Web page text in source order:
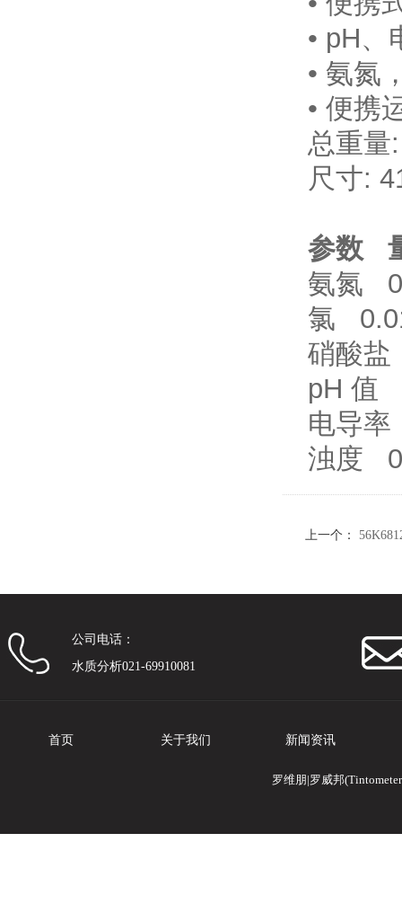
• pH、
• 氨氮
• 便携
总重量
尺寸:
参数
氨氮
氯
硝酸
pH 值
电导
浊度
上一个：
公司电话：
水质分析021-69910081
首页 关于我们 新闻资讯
罗维朋|罗威邦